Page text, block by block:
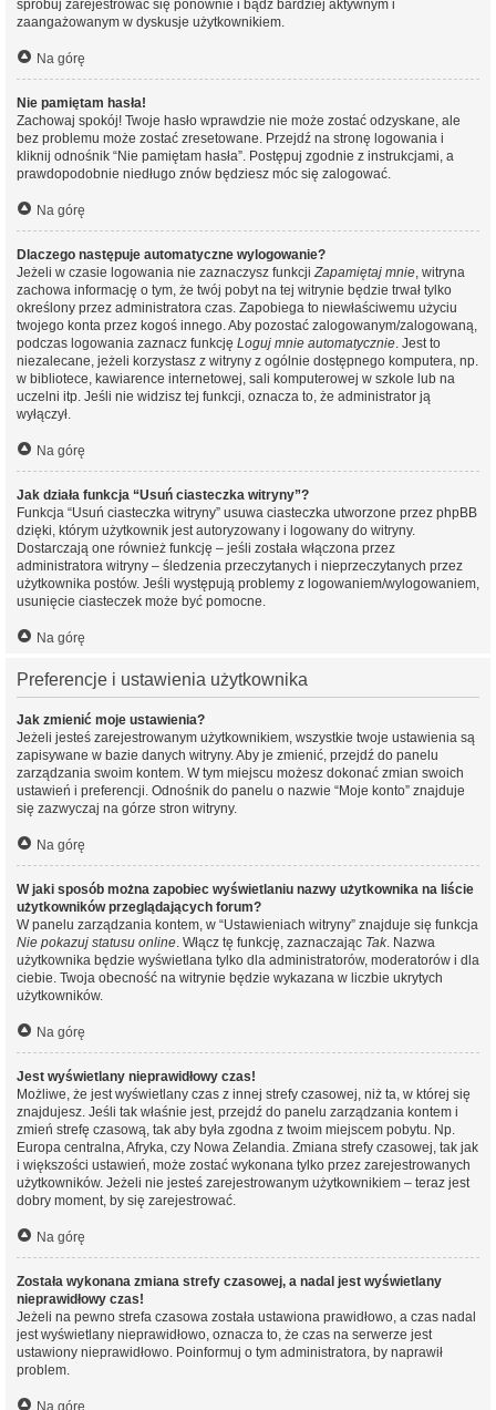
spróbuj zarejestrować się ponownie i bądź bardziej aktywnym i
zaangażowanym w dyskusje użytkownikiem.
Na górę
Nie pamiętam hasła!
Zachowaj spokój! Twoje hasło wprawdzie nie może zostać odzyskane, ale
bez problemu może zostać zresetowane. Przejdź na stronę logowania i
kliknij odnośnik “Nie pamiętam hasła”. Postępuj zgodnie z instrukcjami, a
prawdopodobnie niedługo znów będziesz móc się zalogować.
Na górę
Dlaczego następuje automatyczne wylogowanie?
Jeżeli w czasie logowania nie zaznaczysz funkcjiZapamiętaj mnie, witryna
zachowa informację o tym, że twój pobyt na tej witrynie będzie trwał tylko
określony przez administratora czas. Zapobiega to niewłaściwemu użyciu
twojego konta przez kogoś innego. Aby pozostać zalogowanym/zalogowaną,
podczas logowania zaznacz funkcję Loguj mnie automatycznie. Jest to
niezalecane, jeżeli korzystasz z witryny z ogólnie dostępnego komputera, np.
w bibliotece, kawiarence internetowej, sali komputerowej w szkole lub na
uczelni itp. Jeśli nie widzisz tej funkcji, oznacza to, że administrator ją
wyłączył.
Na górę
Jak działa funkcja “Usuń ciasteczka witryny”?
Funkcja “Usuń ciasteczka witryny” usuwa ciasteczka utworzone przez phpBB
dzięki, którym użytkownik jest autoryzowany i logowany do witryny.
Dostarczają one również funkcję – jeśli została włączona przez
administratora witryny – śledzenia przeczytanych i nieprzeczytanych przez
użytkownika postów. Jeśli występują problemy z logowaniem/wylogowaniem,
usunięcie ciasteczek może być pomocne.
Na górę
Preferencje i ustawienia użytkownika
Jak zmienić moje ustawienia?
Jeżeli jesteś zarejestrowanym użytkownikiem, wszystkie twoje ustawienia są
zapisywane w bazie danych witryny. Aby je zmienić, przejdź do panelu
zarządzania swoim kontem. W tym miejscu możesz dokonać zmian swoich
ustawień i preferencji. Odnośnik do panelu o nazwie “Moje konto” znajduje
się zazwyczaj na górze stron witryny.
Na górę
W jaki sposób można zapobiec wyświetlaniu nazwy użytkownika na liście
użytkowników przeglądających forum?
W panelu zarządzania kontem, w “Ustawieniach witryny” znajduje się funkcja
Nie pokazuj statusu online. Włącz tę funkcję, zaznaczając Tak. Nazwa
użytkownika będzie wyświetlana tylko dla administratorów, moderatorów i dla
ciebie. Twoja obecność na witrynie będzie wykazana w liczbie ukrytych
użytkowników.
Na górę
Jest wyświetlany nieprawidłowy czas!
Możliwe, że jest wyświetlany czas z innej strefy czasowej, niż ta, w której się
znajdujesz. Jeśli tak właśnie jest, przejdź do panelu zarządzania kontem i
zmień strefę czasową, tak aby była zgodna z twoim miejscem pobytu. Np.
Europa centralna, Afryka, czy Nowa Zelandia. Zmiana strefy czasowej, tak jak
i większości ustawień, może zostać wykonana tylko przez zarejestrowanych
użytkowników. Jeżeli nie jesteś zarejestrowanym użytkownikiem – teraz jest
dobry moment, by się zarejestrować.
Na górę
Została wykonana zmiana strefy czasowej, a nadal jest wyświetlany
nieprawidłowy czas!
Jeżeli na pewno strefa czasowa została ustawiona prawidłowo, a czas nadal
jest wyświetlany nieprawidłowo, oznacza to, że czas na serwerze jest
ustawiony nieprawidłowo. Poinformuj o tym administratora, by naprawił
problem.
Na górę